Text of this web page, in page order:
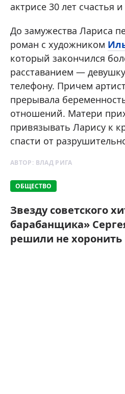
актрисе 30 лет счастья
До замужества Лариса
роман с художником
который закончился
расставанием —
телефону. Причем
прерывала
отношений. Матери
привязывать Ларису к
спасти от
АВТОР: ВЛАД РИГА
ОБЩЕСТВО
Звезду советского
барабанщика»
решили не хоронить